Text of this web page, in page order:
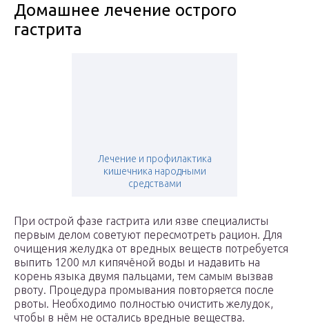
Домашнее лечение острого
гастрита
Лечение и профилактика
кишечника народными
средствами
При острой фазе гастрита или язве специалисты
первым делом советуют пересмотреть рацион. Для
очищения желудка от вредных веществ потребуется
выпить 1200 мл кипячёной воды и надавить на
корень языка двумя пальцами, тем самым вызвав
рвоту. Процедура промывания повторяется после
рвоты. Необходимо полностью очистить желудок,
чтобы в нём не остались вредные вещества.